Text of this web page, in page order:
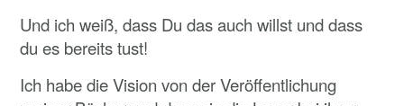
Und ich weiß, dass Du das auch willst und dass
du es bereits tust!
Ich habe die Vision von der Veröffentlichung